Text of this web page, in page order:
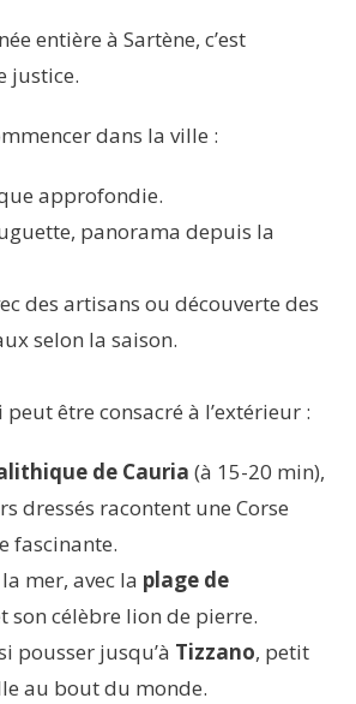
entière à Sartène, c’est
justice.
dans la ville :
approfondie.
panorama depuis la
des artisans ou découverte des
selon la saison.
être consacré à l’extérieur :
de Cauria (à 15-20 min),
dressés racontent une Corse
fascinante.
mer, avec la plage de
son célèbre lion de pierre.
pousser jusqu’à Tizzano, petit
au bout du monde.